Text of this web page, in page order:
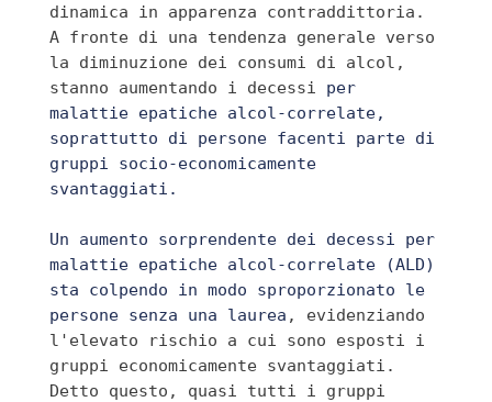
dinamica in apparenza contraddittoria.
A fronte di una tendenza generale verso
la diminuzione dei consumi di alcol,
stanno aumentando i decessi per
malattie epatiche alcol-correlate,
soprattutto di persone facenti parte di
gruppi socio-economicamente
svantaggiati.
Un aumento sorprendente dei decessi per
malattie epatiche alcol-correlate (ALD)
sta colpendo in modo sproporzionato le
persone senza una laurea , evidenziando
l'elevato rischio a cui sono esposti i
gruppi economicamente svantaggiati.
Detto questo, quasi tutti i gruppi